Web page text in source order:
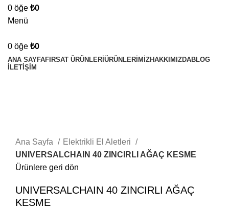
0 öğe ₺0
Menü
0 öğe ₺0
ANA SAYFAFIRSAT ÜRÜNLERI ÜRÜNLERIMIZHAKKIMIZDABLOG
İLETIŞIM
Ana Sayfa
Elektrikli El Aletleri
UNIVERSALCHAIN 40 ZINCIRLI AĞAÇ KESME
Ürünlere geri dön
UNIVERSALCHAIN 40 ZINCIRLI AĞAÇ
KESME